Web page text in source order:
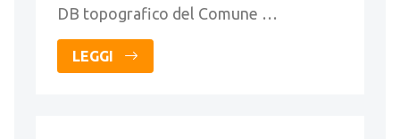
DB topografico del Comune …
LEGGI